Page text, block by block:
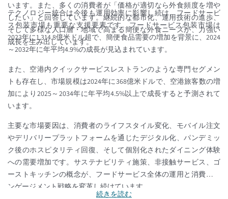
います。また、多くの消費者が「価格が適切なら外食頻度を増や
したい」と回答しています。継続的な都市化、運用技術の進歩、
そして多様な人口層・地域で高まる簡便な外食ニーズが、力強い
成長を生み出しています。
テクノロジー統合は今後も運用効率に影響し続け、フードサービ
ス包装市場も重要な支援要素です。フードサービス包装市場は
2023年に1,314.8億米ドル超で、簡便食品需要の増加を背景に、2024
～2032年に年平均4.9%の成長が見込まれています。
また、空港内クイックサービスレストランのような専門セグメン
トも存在し、市場規模は2024年に368億米ドルで、空港旅客数の増
加により2025～2034年に年平均4.5%以上で成長すると予測されて
います。
主要な市場要因は、消費者のライフスタイル変化、モバイル注文
やデリバリープラットフォームを通じたデジタル化、パンデミッ
ク後のホスピタリティ回復、そして個別化されたダイニング体験
への需要増加です。サステナビリティ施策、非接触サービス、ゴ
ーストキッチンの概念が、フードサービス全体の運用と消費者エ
ンゲージメント戦略を変革し続けています。
続きを読む